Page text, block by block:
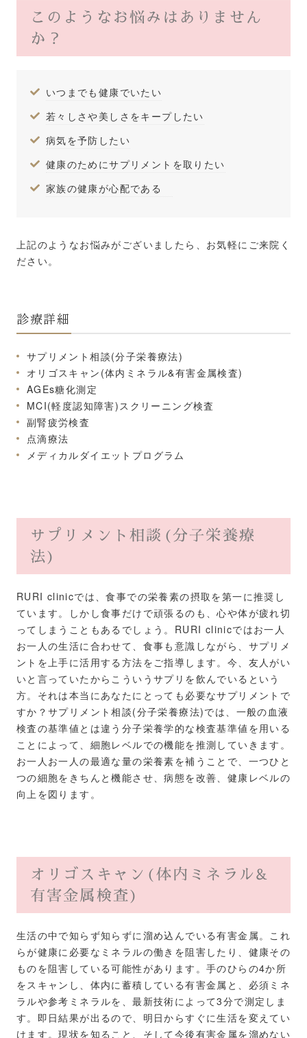
このようなお悩みはありません
か？
いつまでも健康でいたい
若々しさや美しさをキープしたい
病気を予防したい
健康のためにサプリメントを取りたい
家族の健康が心配である
上記のようなお悩みがございましたら、お気軽にご来院く
ださい。
診療詳細
サプリメント相談(分子栄養療法)
オリゴスキャン(体内ミネラル&有害金属検査)
AGEs糖化測定
MCI(軽度認知障害)スクリーニング検査
副腎疲労検査
点滴療法
メディカルダイエットプログラム
サプリメント相談(分子栄養療
法)
RURI clinicでは、食事での栄養素の摂取を第一に推奨し
ています。しかし食事だけで頑張るのも、心や体が疲れ切
ってしまうこともあるでしょう。RURI clinicではお一人
お一人の生活に合わせて、食事も意識しながら、サプリメ
ントを上手に活用する方法をご指導します。今、友人がい
いと言っていたからこういうサプリを飲んでいるという
方。それは本当にあなたにとっても必要なサプリメントで
すか？サプリメント相談(分子栄養療法)では、一般の血液
検査の基準値とは違う分子栄養学的な検査基準値を用いる
ことによって、細胞レベルでの機能を推測していきます。
お一人お一人の最適な量の栄養素を補うことで、一つひと
つの細胞をきちんと機能させ、病態を改善、健康レベルの
向上を図ります。
オリゴスキャン(体内ミネラル&
有害金属検査)
生活の中で知らず知らずに溜め込んでいる有害金属。これ
らが健康に必要なミネラルの働きを阻害したり、健康その
ものを阻害している可能性があります。手のひらの4か所
をスキャンし、体内に蓄積している有害金属と、必須ミネ
ラルや参考ミネラルを、最新技術によって3分で測定しま
す。即日結果が出るので、明日からすぐに生活を変えてい
けます。現状を知ること、そして今後有害金属を溜めない